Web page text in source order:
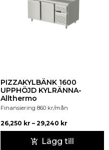
PIZZAKYLBÄNK 1600
UPPHÖJD KYLRÄNNA-
Allthermo
Finansiering 860 kr/mån
26,250 kr – 29,240 kr
Lägg till